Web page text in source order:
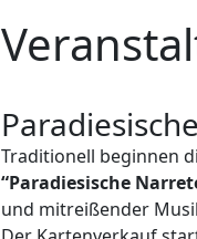
Traditionell beginnen
“Paradiesische
und mitreißender